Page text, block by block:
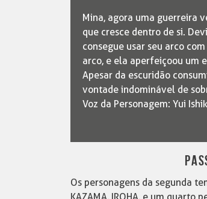
Mina, agora uma guerreira
que cresce dentro de si.
consegue usar seu arco
arco, e ela aperfeiçoou um
Apesar da escuridão
vontade indominável de
Voz da Personagem: Yui
Os personagens da segunda